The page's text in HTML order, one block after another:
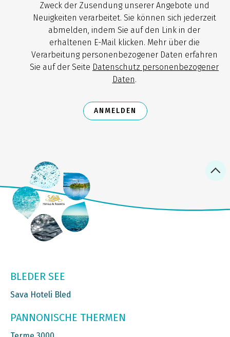
Zweck der Zusendung unserer Angebote und
Neuigkeiten verarbeitet. Sie können sich jederzeit
abmelden, indem Sie auf den Link in der
erhaltenen E-Mail klicken. Mehr über die
Verarbeitung personenbezogener Daten erfahren
Sie auf der Seite Datenschutz personenbezogener
Daten.
ANMELDEN
BLEDER SEE
Sava Hoteli Bled
PANNONISCHE THERMEN